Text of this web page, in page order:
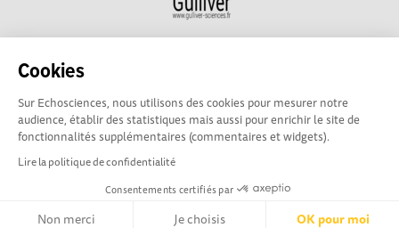
Cookies
Sur Echosciences, nous utilisons des cookies pour mesurer notre
audience, établir des statistiques mais aussi pour enrichir le site de
fonctionnalités supplémentaires (commentaires et widgets).
Lire la politique de confidentialité
Consentements certifiés par
Non merci Je choisis OK pour moi
Echosciences Sud Provence-Alpes-Côte d'Azur est à
académique pour la Recherche et l'Innovation Provence-
Alpes-Côte d'Azur. La plateforme est mise en oeuvre pour
vous parGulliver
Mentions légales|Politique de confidentialité
Ligne éditoriale